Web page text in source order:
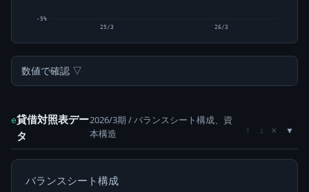
-5%
25/3 26/3
数値で確認 ▽
e貸借対照表デー
タ
2026/3期 / バランスシート構成、資
本構造
↑ ↓ ×
バランスシート構成